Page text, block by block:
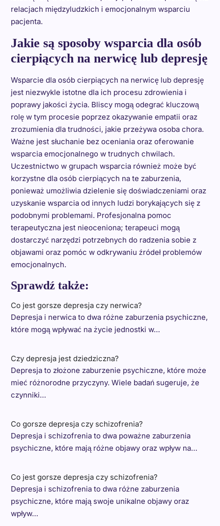
relacjach międzyludzkich i emocjonalnym wsparciu
pacjenta.
Jakie są sposoby wsparcia dla osób
cierpiących na nerwicę lub depresję
Wsparcie dla osób cierpiących na nerwicę lub depresję
jest niezwykle istotne dla ich procesu zdrowienia i
poprawy jakości życia. Bliscy mogą odegrać kluczową
rolę w tym procesie poprzez okazywanie empatii oraz
zrozumienia dla trudności, jakie przeżywa osoba chora.
Ważne jest słuchanie bez oceniania oraz oferowanie
wsparcia emocjonalnego w trudnych chwilach.
Uczestnictwo w grupach wsparcia również może być
korzystne dla osób cierpiących na te zaburzenia,
ponieważ umożliwia dzielenie się doświadczeniami oraz
uzyskanie wsparcia od innych ludzi borykających się z
podobnymi problemami. Profesjonalna pomoc
terapeutyczna jest nieoceniona; terapeuci mogą
dostarczyć narzędzi potrzebnych do radzenia sobie z
objawami oraz pomóc w odkrywaniu źródeł problemów
emocjonalnych.
Sprawdź także:
Co jest gorsze depresja czy nerwica?
Depresja i nerwica to dwa różne zaburzenia psychiczne,
które mogą wpływać na życie jednostki w…
Czy depresja jest dziedziczna?
Depresja to złożone zaburzenie psychiczne, które może
mieć różnorodne przyczyny. Wiele badań sugeruje, że
czynniki…
Co gorsze depresja czy schizofrenia?
Depresja i schizofrenia to dwa poważne zaburzenia
psychiczne, które mają różne objawy oraz wpływ na…
Co jest gorsze depresja czy schizofrenia?
Depresja i schizofrenia to dwa różne zaburzenia
psychiczne, które mają swoje unikalne objawy oraz
wpływ…